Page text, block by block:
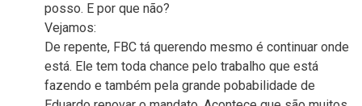
posso. E por que não?
Vejamos:
De repente, FBC tá querendo mesmo é continuar onde
está. Ele tem toda chance pelo trabalho que está
fazendo e também pela grande pobabilidade de